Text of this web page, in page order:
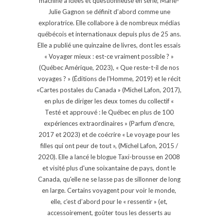
Julie Gagnon se définit d’abord comme une
exploratrice. Elle collabore à de nombreux médias
québécois et internationaux depuis plus de 25 ans.
Elle a publié une quinzaine de livres, dont les essais
« Voyager mieux : est-ce vraiment possible ? »
(Québec Amérique, 2023), « Que reste-t-il de nos
voyages ? » (Éditions de l'Homme, 2019) et le récit
«Cartes postales du Canada » (Michel Lafon, 2017),
en plus de diriger les deux tomes du collectif «
Testé et approuvé : le Québec en plus de 100
expériences extraordinaires » (Parfum d'encre,
2017 et 2023) et de coécrire « Le voyage pour les
filles qui ont peur de tout », (Michel Lafon, 2015 /
2020). Elle a lancé le blogue Taxi-brousse en 2008
et visité plus d'une soixantaine de pays, dont le
Canada, qu'elle ne se lasse pas de sillonner de long
en large. Certains voyagent pour voir le monde,
elle, c’est d’abord pour le « ressentir » (et,
accessoirement, goûter tous les desserts au